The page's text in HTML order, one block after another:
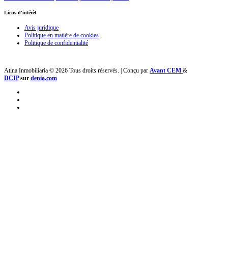
Liens d'intérêt
Avis juridique
Politique en matière de cookies
Politique de confidentialité
Atina Inmobiliaria © 2026 Tous droits réservés. | Conçu par Avant CEM &
DCIPsur denia.com